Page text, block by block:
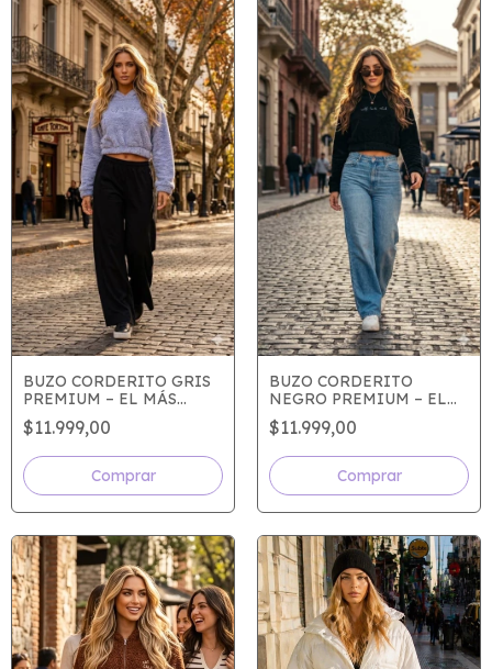
BUZO CORDERITO GRIS
PREMIUM – EL MÁS
SUAVE, EL MÁS DESEADO
$11.999,00
BUZO CORDERITO
NEGRO PREMIUM – EL
ABRIGO QUE TE VAS A
OBSESIONAR
$11.999,00